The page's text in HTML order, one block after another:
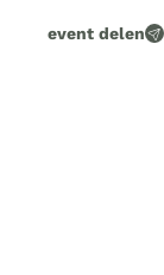
event delen